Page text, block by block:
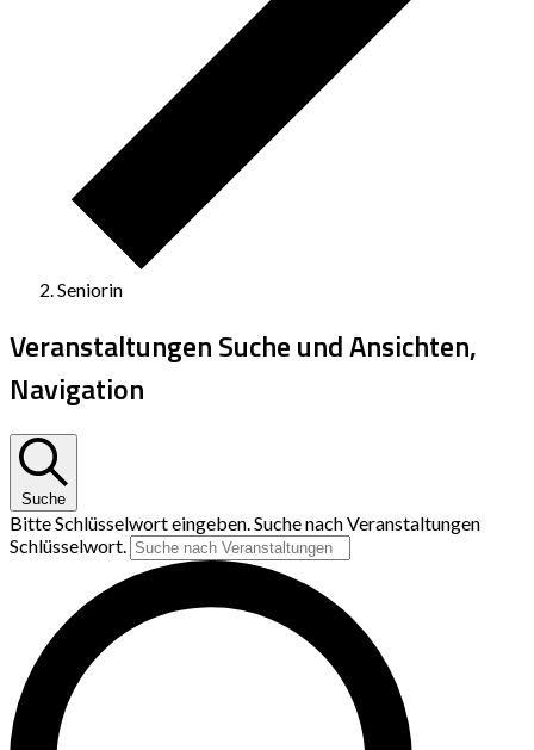
Seniorin
Veranstaltungen Suche und Ansichten,
Navigation
Suche
Bitte Schlüsselwort eingeben. Suche nach Veranstaltungen
Schlüsselwort.